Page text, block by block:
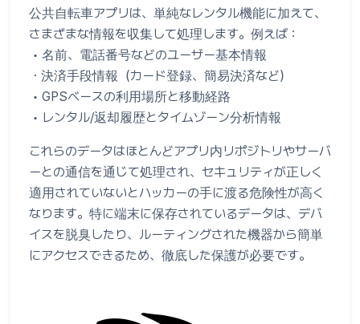
公共自転車アプリは、単純なレンタル機能に加えて、
さまざまな情報を収集して処理します。例えば：
• 名前、電話番号などのユーザー基本情報
・決済手段情報（カード登録、簡易決済など）
• GPSベースの利用場所と移動経路
• レンタル/返却履歴とタイムゾーン分析情報
これらのデータはほとんどアプリ内リポジトリやサーバ
ーとの通信を通じて処理され、セキュリティが正しく
適用されていないとハッカーの手に渡る危険性が高く
なります。特に端末に保存されているデータは、デバ
イスを脱臭したり、ルーティングされた機器から簡単
にアクセスできるため、徹底した保護が必要です。